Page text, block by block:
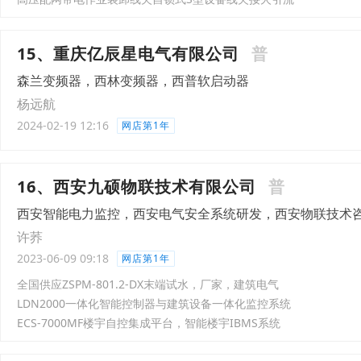
15、重庆亿辰星电气有限公司 普
森兰变频器，西林变频器，西普软启动器
杨远航
2024-02-19 12:16 网店第1年
16、西安九硕物联技术有限公司 普
西安智能电力监控，西安电气安全系统研发，西安物联技术
许荞
2023-06-09 09:18 网店第1年
全国供应ZSPM-801.2-DX末端试水，厂家，建筑电气
LDN2000一体化智能控制器与建筑设备一体化监控系统
ECS-7000MF楼宇自控集成平台，智能楼宇IBMS系统